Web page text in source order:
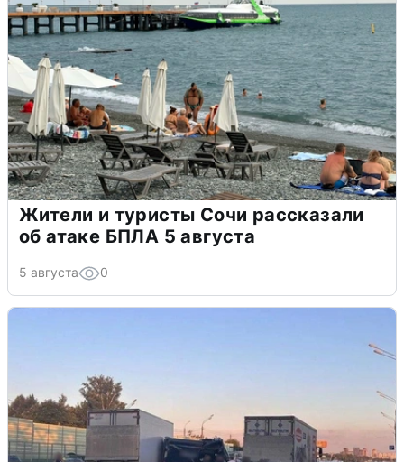
Жители и туристы Сочи рассказали
об атаке БПЛА 5 августа
5 августа 0